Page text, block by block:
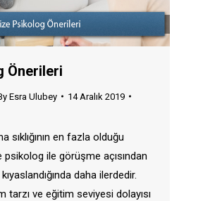
Önerileri
Esra Ulubey
14 Aralık 2019
sıklığının en fazla olduğu
psikolog ile görüşme açısından
daha ilerdedir.
tarzı ve eğitim seviyesi dolayısı